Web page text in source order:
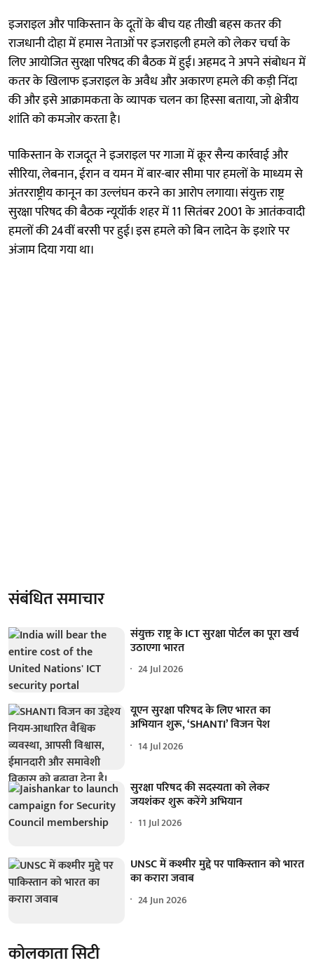
इजराइल और पाकिस्तान के दूतों के बीच यह तीखी बहस कतर की
राजधानी दोहा में हमास नेताओं पर इजराइली हमले को लेकर चर्चा के
लिए आयोजित सुरक्षा परिषद की बैठक में हुई। अहमद ने अपने संबोधन में
कतर के खिलाफ इजराइल के अवैध और अकारण हमले की कड़ी निंदा
की और इसे आक्रामकता के व्यापक चलन का हिस्सा बताया, जो क्षेत्रीय
शांति को कमजोर करता है।
पाकिस्तान के राजदूत ने इजराइल पर गाजा में क्रूर सैन्य कार्रवाई और
सीरिया, लेबनान, ईरान व यमन में बार-बार सीमा पार हमलों के माध्यम से
अंतरराष्ट्रीय कानून का उल्लंघन करने का आरोप लगाया। संयुक्त राष्ट्र
सुरक्षा परिषद की बैठक न्यूयॉर्क शहर में 11 सितंबर 2001 के आतंकवादी
हमलों की 24वीं बरसी पर हुई। इस हमले को बिन लादेन के इशारे पर
अंजाम दिया गया था।
संबंधित समाचार
संयुक्त राष्ट्र के ICT सुरक्षा पोर्टल का पूरा खर्च
उठाएगा भारत
24 Jul 2026
यूएन सुरक्षा परिषद के लिए भारत का
अभियान शुरू, ‘SHANTI’ विजन पेश
14 Jul 2026
सुरक्षा परिषद की सदस्यता को लेकर
जयशंकर शुरू करेंगे अभियान
11 Jul 2026
UNSC में कश्मीर मुद्दे पर पाकिस्तान को भारत
का करारा जवाब
24 Jun 2026
कोलकाता सिटी